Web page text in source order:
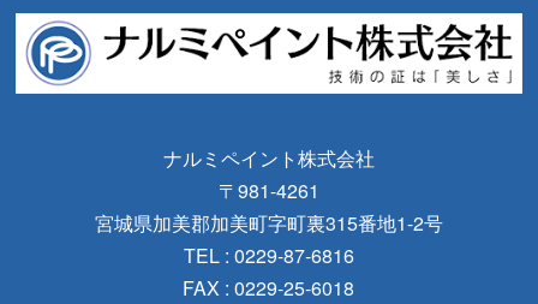
ナルミペイント株式会社
〒981-4261
宮城県加美郡加美町字町裏315番地1-2号
TEL : 0229-87-6816
FAX : 0229-25-6018